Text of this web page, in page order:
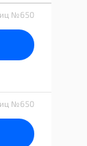
№650
№650